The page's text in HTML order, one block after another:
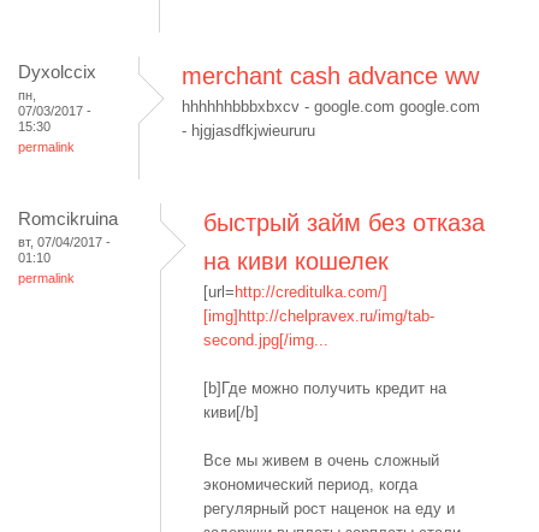
Dyxolccix
пн,
07/03/2017 -
15:30
permalink
merchant cash advance ww
hhhhhhbbbxbxcv - google.com google.com
- hjgjasdfkjwieururu
Romcikruina
вт, 07/04/2017 -
01:10
permalink
быстрый займ без отказа
на киви кошелек
[url= http://creditulka.com/]
[img]http://chelpravex.ru/img/tab-
second.jpg[/img...
[b]Где можно получить кредит на
киви[/b]
Все мы живем в очень сложный
экономический период, когда
регулярный рост наценок на еду и